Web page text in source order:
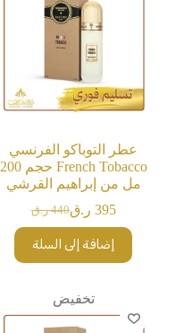
عطر التوباكو الفرنسي
French Tobacco حجم 200
مل من إبراهيم القرشي
440 ر.قالسعر
هو:
440 ر.ق.
395 ر.قالسعر
هو:
395 ر.ق.
إضافة إلى السلة
تخفيض